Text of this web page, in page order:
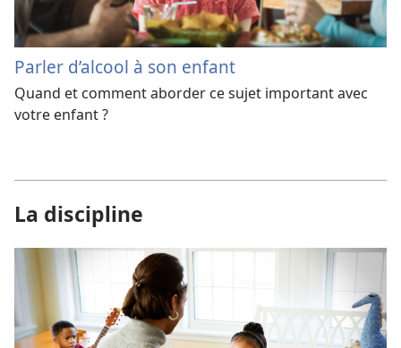
Parler d’alcool à son enfant
Quand et comment aborder ce sujet important avec
votre enfant ?
La discipline